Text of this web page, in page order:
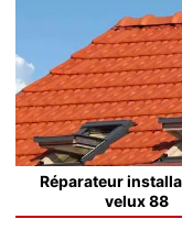
Réparateur
velux 88